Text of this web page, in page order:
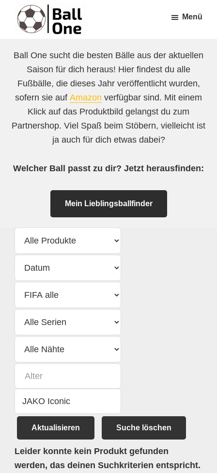
Inhalt
springen
Fußzeile
springen
One
Fußball!
Menü
Ball One sucht die besten Bälle aus der aktuellen
Saison für dich heraus! Hier findest du alle
Fußbälle, die dieses Jahr veröffentlicht wurden,
sofern sie auf Amazon verfügbar sind. Mit einem
Klick auf das Produktbild gelangst du zum
Partnershop. Viel Spaß beim Stöbern, vielleicht ist
ja auch für dich etwas dabei?
Welcher Ball passt zu dir? Jetzt herausfinden:
Mein Lieblingsballfinder
Aktualisieren Suche löschen
Leider konnte kein Produkt gefunden
werden, das deinen Suchkriterien entspricht.